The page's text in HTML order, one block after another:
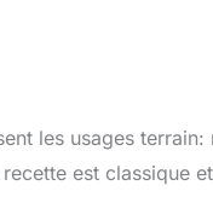
les usages
est classique